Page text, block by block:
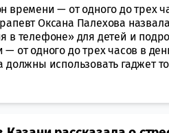
времени — от одного до трех
Оксана Палехова
в телефоне» для детей и
от одного до трех часов в
должны использовать гаджет